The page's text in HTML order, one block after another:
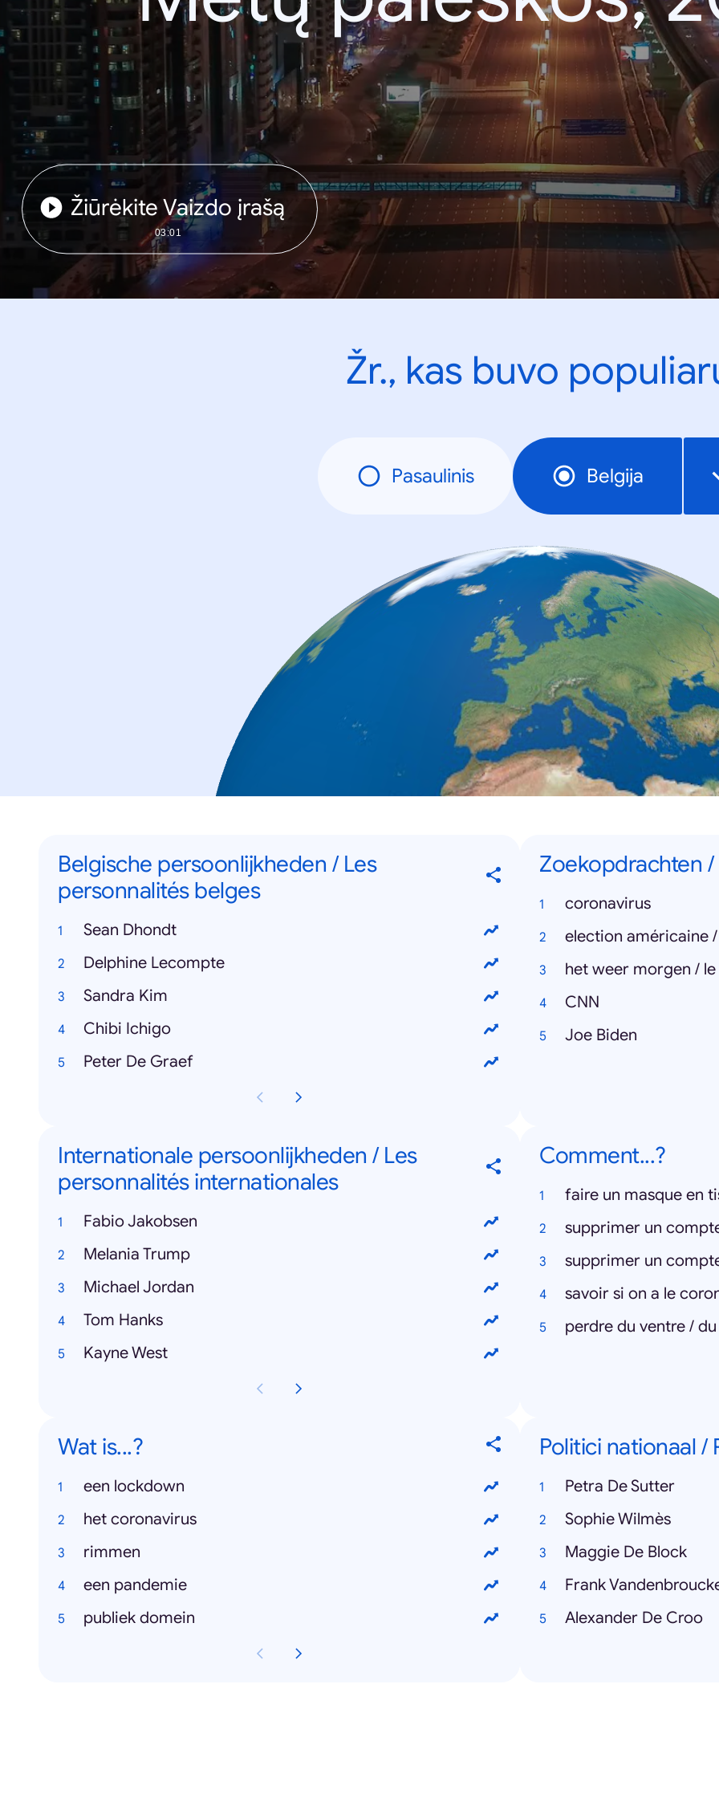
Žiūrėkite Vaizdo įrašą
03:01
Žr., kas buvo
Pasaulinis Belgija
Belgische persoonlijkheden / Les
personnalités belges
Sean Dhondt
Delphine Lecompte
Sandra Kim
Chibi Ichigo
Peter De Graef
Zoekopdrachten /
coronavirus
election américaine
het weer morgen /
CNN
Joe Biden
Internationale persoonlijkheden / Les
personnalités internationales
Fabio Jakobsen
Melania Trump
Michael Jordan
Tom Hanks
Kayne West
Comment...?
faire un masque en
supprimer un
supprimer un
savoir si on a le
perdre du ventre /
Wat is...?
een lockdown
het coronavirus
rimmen
een pandemie
publiek domein
Politici nationaal /
Petra De Sutter
Sophie Wilmès
Maggie De Block
Frank
Alexander De Croo